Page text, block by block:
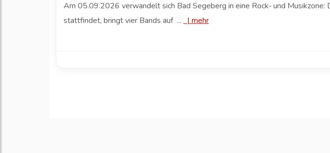
Am 05.09.2026 verwandelt sich Bad Segeberg in eine Rock‑ und
stattfindet, bringt vier Bands auf ... |mehr